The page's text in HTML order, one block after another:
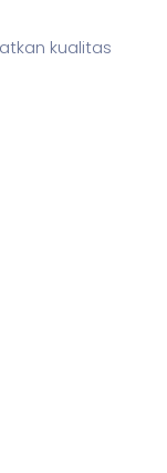
kualitas